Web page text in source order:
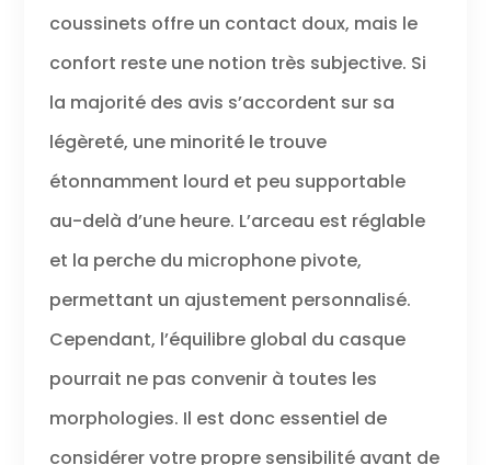
à l'arceau
rembourré
confortable.
travail hybride
nécessitant une
solution
abordable pour
chez soi et au
coussinets offre un contact doux, mais le
confort reste une notion très subjective. Si
la majorité des avis s’accordent sur sa
légèreté, une minorité le trouve
étonnamment lourd et peu supportable
au-delà d’une heure. L’arceau est réglable
et la perche du microphone pivote,
permettant un ajustement personnalisé.
Cependant, l’équilibre global du casque
pourrait ne pas convenir à toutes les
morphologies. Il est donc essentiel de
considérer votre propre sensibilité avant de